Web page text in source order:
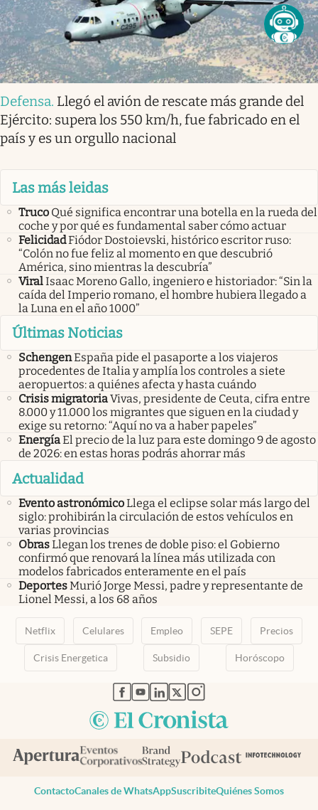
Defensa. Llegó el avión de rescate más grande del
Ejército: supera los 550 km/h, fue fabricado en el
país y es un orgullo nacional
Las más leidas
Truco Qué significa encontrar una botella en la rueda del
coche y por qué es fundamental saber cómo actuar
FelicidadFiódor Dostoievski, histórico escritor ruso:
“Colón no fue feliz al momento en que descubrió
América, sino mientras la descubría”
ViralIsaac Moreno Gallo, ingeniero e historiador: “Sin la
caída del Imperio romano, el hombre hubiera llegado a
la Luna en el año 1000”
Últimas Noticias
SchengenEspaña pide el pasaporte a los viajeros
procedentes de Italia y amplía los controles a siete
aeropuertos: a quiénes afecta y hasta cuándo
Crisis migratoriaVivas, presidente de Ceuta, cifra entre
8.000 y 11.000 los migrantes que siguen en la ciudad y
exige su retorno: “Aquí no va a haber papeles”
EnergíaEl precio de la luz para este domingo 9 de agosto
de 2026: en estas horas podrás ahorrar más
Actualidad
Evento astronómicoLlega el eclipse solar más largo del
siglo: prohibirán la circulación de estos vehículos en
varias provincias
ObrasLlegan los trenes de doble piso: el Gobierno
confirmó que renovará la línea más utilizada con
modelos fabricados enteramente en el país
DeportesMurió Jorge Messi, padre y representante de
Lionel Messi, a los 68 años
Netflix Celulares Empleo SEPE Precios
Crisis Energetica Subsidio Horóscopo
abre en nueva pestaña
abre en nueva pestaña
abre en nueva pestaña
abre en nueva pestaña
abre en nueva pestaña
ContactoCanales de WhatsAppSuscribiteQuiénes Somos